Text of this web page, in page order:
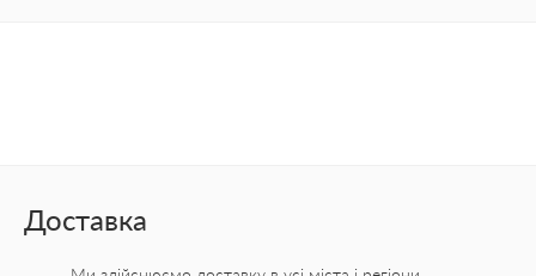
Доставка